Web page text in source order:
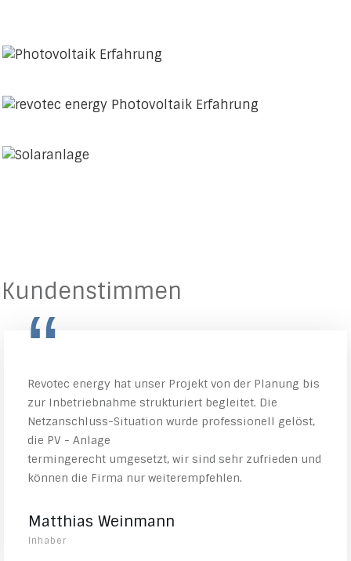
Kundenstimmen
“
Revotec energy hat unser Projekt von der Planung bis
zur Inbetriebnahme strukturiert begleitet. Die
Netzanschluss-Situation wurde professionell gelöst,
die PV - Anlage
termingerecht umgesetzt, wir sind sehr zufrieden und
können die Firma nur weiterempfehlen.
Matthias Weinmann
Inhaber